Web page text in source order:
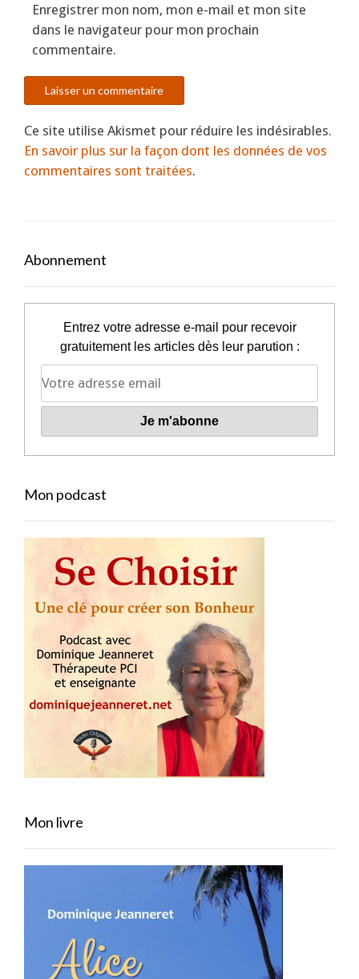
Enregistrer mon nom, mon e-mail et mon site
dans le navigateur pour mon prochain
commentaire.
Ce site utilise Akismet pour réduire les indésirables.
En savoir plus sur la façon dont les données de vos
commentaires sont traitées.
Abonnement
Entrez votre adresse e-mail pour recevoir
gratuitement les articles dès leur parution :
Mon podcast
Mon livre